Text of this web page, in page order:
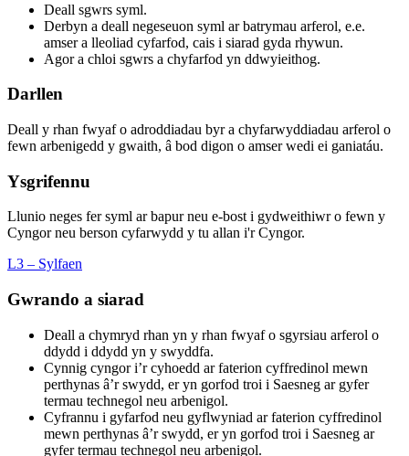
Deall sgwrs syml.
Derbyn a deall negeseuon syml ar batrymau arferol, e.e.
amser a lleoliad cyfarfod, cais i siarad gyda rhywun.
Agor a chloi sgwrs a chyfarfod yn ddwyieithog.
Darllen
Deall y rhan fwyaf o adroddiadau byr a chyfarwyddiadau arferol o
fewn arbenigedd y gwaith, â bod digon o amser wedi ei ganiatáu.
Ysgrifennu
Llunio neges fer syml ar bapur neu e-bost i gydweithiwr o fewn y
Cyngor neu berson cyfarwydd y tu allan i'r Cyngor.
L3 – Sylfaen
Gwrando a siarad
Deall a chymryd rhan yn y rhan fwyaf o sgyrsiau arferol o
ddydd i ddydd yn y swyddfa.
Cynnig cyngor i’r cyhoedd ar faterion cyffredinol mewn
perthynas â’r swydd, er yn gorfod troi i Saesneg ar gyfer
termau technegol neu arbenigol.
Cyfrannu i gyfarfod neu gyflwyniad ar faterion cyffredinol
mewn perthynas â’r swydd, er yn gorfod troi i Saesneg ar
gyfer termau technegol neu arbenigol.